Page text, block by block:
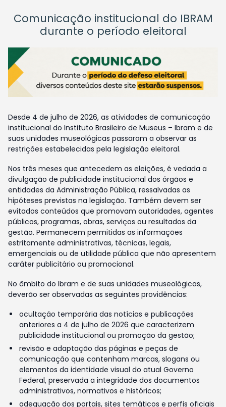
Comunicação institucional do IBRAM
durante o período eleitoral
Desde 4 de julho de 2026, as atividades de comunicação
institucional do Instituto Brasileiro de Museus – Ibram e de
suas unidades museológicas passaram a observar as
restrições estabelecidas pela legislação eleitoral.
Nos três meses que antecedem as eleições, é vedada a
divulgação de publicidade institucional dos órgãos e
entidades da Administração Pública, ressalvadas as
hipóteses previstas na legislação. Também devem ser
evitados conteúdos que promovam autoridades, agentes
públicos, programas, obras, serviços ou resultados da
gestão. Permanecem permitidas as informações
estritamente administrativas, técnicas, legais,
emergenciais ou de utilidade pública que não apresentem
caráter publicitário ou promocional.
No âmbito do Ibram e de suas unidades museológicas,
deverão ser observadas as seguintes providências:
ocultação temporária das notícias e publicações
anteriores a 4 de julho de 2026 que caracterizem
publicidade institucional ou promoção da gestão;
revisão e adaptação das páginas e peças de
comunicação que contenham marcas, slogans ou
elementos da identidade visual do atual Governo
Federal, preservada a integridade dos documentos
administrativos, normativos e históricos;
adequação dos portais, sites temáticos e perfis oficiais